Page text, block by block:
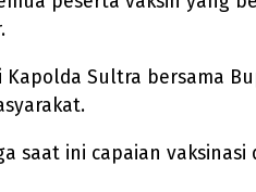
Kapolda Sultra bersama
saat ini capaian